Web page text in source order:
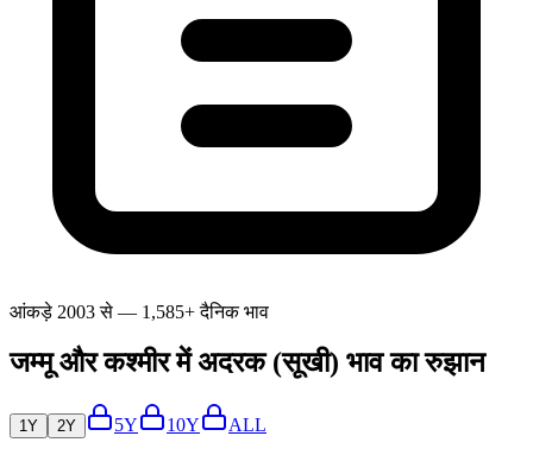
आंकड़े 2003 से — 1,585+ दैनिक भाव
जम्मू और कश्मीर में अदरक (सूखी) भाव का रुझान
1Y 2Y 5Y 10Y ALL